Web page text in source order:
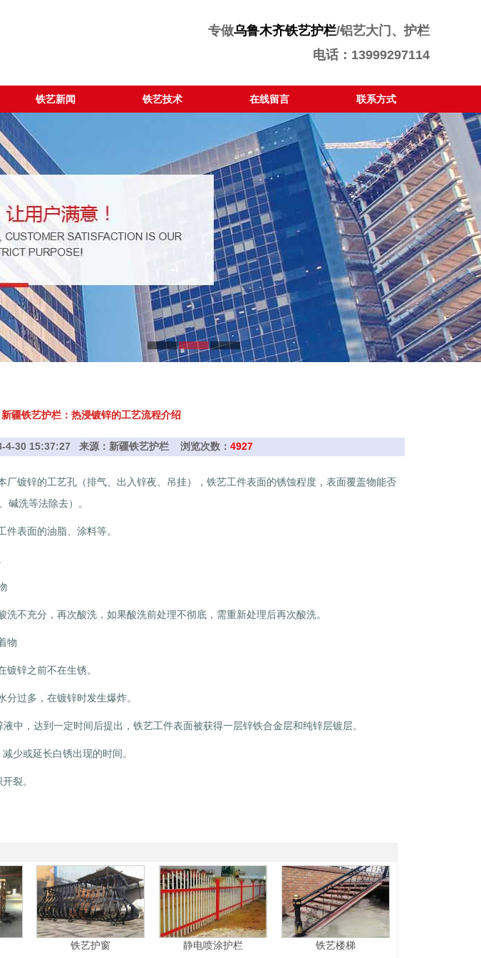
专做乌鲁木齐铁艺护栏/铝艺大门、护栏
电话：13999297114
铁艺新闻 铁艺技术 在线留言 联系方式
新疆铁艺护栏：热浸镀锌的工艺流程介绍
4-30 15:37:27 来源：新疆铁艺护栏 浏览次数： 4927
锌的工艺孔（排气、出入锌夜、吊挂），铁艺工件表面的锈蚀程度，表面覆盖物能否
碱洗等法除去）。
表面的油脂、涂料等。
充分，再次酸洗，如果酸洗前处理不彻底，需重新处理后再次酸洗。
物
锌之前不在生锈。
多，在镀锌时发生爆炸。
达到一定时间后提出，铁艺工件表面被获得一层锌铁合金层和纯锌层镀层。
或延长白锈出现的时间。
裂。
铁艺护窗 静电喷涂护栏 铁艺楼梯